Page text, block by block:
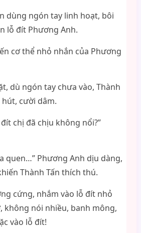
dùng ngón tay linh hoạt, bôi
lỗ đít Phương Anh.
cơ thể nhỏ nhắn của Phương
dù ngón tay chưa vào, Thành
cười dâm.
chị đã chịu không nổi?”
quen…” Phương Anh dịu dàng,
Thành Tấn thích thú.
cứng, nhắm vào lỗ đít nhỏ
không nói nhiều, banh mông,
vào lỗ đít!